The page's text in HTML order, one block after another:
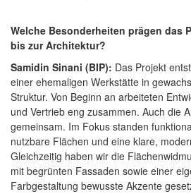
Welche Besonderheiten prägen das
bis zur Architektur?
Samidin Sinani (BIP): Das Projekt
einer ehemaligen Werkstätte in
Struktur. Von Beginn an arbeiteten
und Vertrieb eng zusammen. Auch die
gemeinsam. Im Fokus standen
nutzbare Flächen und eine klare,
Gleichzeitig haben wir die
mit begrünten Fassaden sowie einer
Farbgestaltung bewusste Akzente